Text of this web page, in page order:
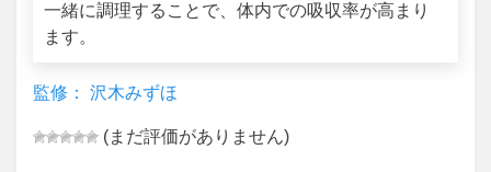
一緒に調理することで、体内での吸収率が高まり
ます。
監修： 沢木みずほ
(まだ評価がありません)